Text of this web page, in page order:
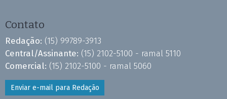
Contato
Redação: (15) 99789-3913
Central/Assinante: (15) 2102-5100 - ramal 5110
Comercial: (15) 2102-5100 - ramal 5060
Enviar e-mail para Redação